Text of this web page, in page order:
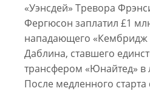
«Уэнсдей» Тревора
Фергюсон заплатил £1
нападающего
Даблина, ставшего
трансфером «Юнайтед» в
После медленного старта